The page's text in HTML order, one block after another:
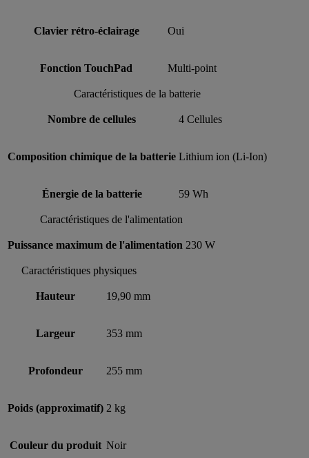
Clavier rétro-éclairage Oui
Fonction TouchPad Multi-point
Caractéristiques de la batterie
Nombre de cellules 4 Cellules
Composition chimique de la batterie Lithium ion (Li-Ion)
Énergie de la batterie 59 Wh
Caractéristiques de l'alimentation
Puissance maximum de l'alimentation 230 W
Caractéristiques physiques
Hauteur 19,90 mm
Largeur 353 mm
Profondeur 255 mm
Poids (approximatif) 2 kg
Couleur du produit Noir